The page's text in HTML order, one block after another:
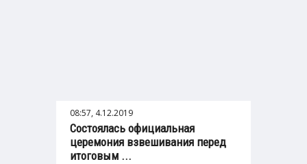
08:57, 4.12.2019
Cостоялась официальная
церемония взвешивания перед
итоговым ...